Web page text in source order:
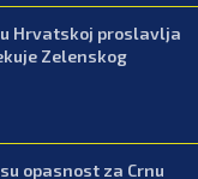
Hrvatskoj proslavlja
Zelenskog
opasnost za Crnu